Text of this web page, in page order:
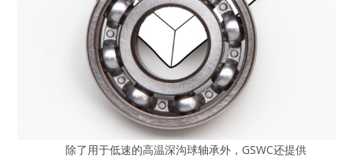
除了用于低速的高温深沟球轴承外，GSWC还提供